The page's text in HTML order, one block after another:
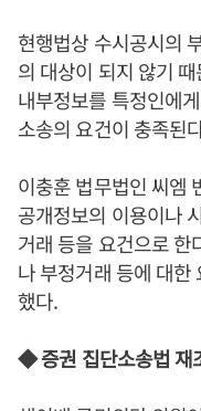
현행법상 수시공시의
의 대상이 되지 않기
내부정보를 특정인에
소송의 요건이 충족된
이충훈 법무법인 씨엠
공개정보의 이용이나
거래 등을 요건으로 한
나 부정거래 등에 대한
했다.
◆ 증권 집단소송법 재